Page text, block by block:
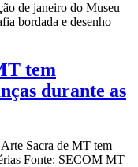
de janeiro do Museu
bordada e desenho
tem
durante as
Sacra de MT tem
Fonte: SECOM MT